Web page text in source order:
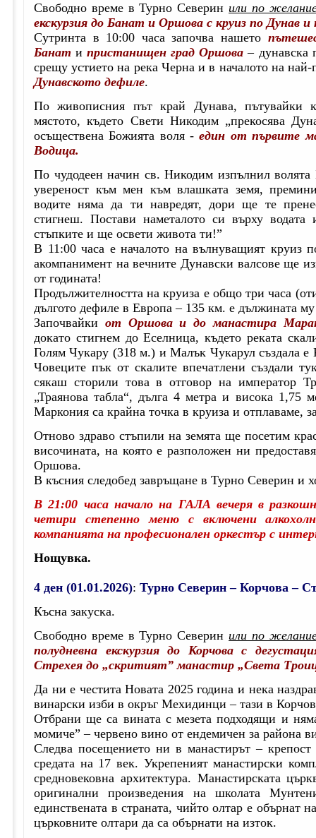
Свободно време в Турно Северин или по
екскурзия до Банат и Оршова с круиз по Дунав
Сутринта в 10:00 часа започва нашето
Банат ипристанищен град Оршова – дунавска
срещу устието на река Черна и в началото на
Дунавското дефиле.
По живописния път край Дунава, пътувайки
мястото, където Свети Никодим „прекосява
осъществена Божията воля -един от първите
Водица.
По чудодеен начин св. Никодим изпълнил
увереност към мен към влашката земя,
водите няма да ти навредят, дори ще те
стигнеш. Постави наметалото си върху
стъпките и ще освети живота ти!”
В 11:00 часа е началото на вълнуващият круиз
акомпанимент на вечните Дунавски валсове ще
от годината!
Продължителността на круиза е общо три часа
дългото дефиле в Европа – 135 км. е дължината
Започвайки от Оршова и до манастира
докато стигнем до Еселница, където реката
Голям Чукару (318 м.) и Малък Чукарул създала е
Човеците пък от скалите впечатлени създали
сякаш сторили това в отговор на император
„Траянова табла“, дълга 4 метра и висока 1,75
Маркония са крайна точка в круиза и отплаваме,
Отново здраво стъпили на земята ще посетим
височината, на която е разположен ни
Оршова.
В късния следобед завръщане в Турно Северин и
В 21:00 часа начало на ГАЛА вечеря в
четири степенно меню с включени
компанията на професионален оркестър с
Нощувка.
4 ден (01.01.2026): Турно Северин – Корчова –
Късна закуска.
Свободно време в Турно Северин или по
полудневна екскурзия до Корчова с
Стрехея до „скритият” манастир „Света
Да ни е честита Новата 2025 година и нека
винарски изби в окръг Мехидинци – тази в
Отбрани ще са вината с мезета подходящи и
момиче” – червено вино от ендемичен за района
Следва посещението ни в манастирът –
средата на 17 век. Укрепеният манастирски
средновековна архитектура. Манастирската
оригинални произведения на школата
единствената в страната, чийто олтар е обърнат
църковните олтари да са обърнати на изток.